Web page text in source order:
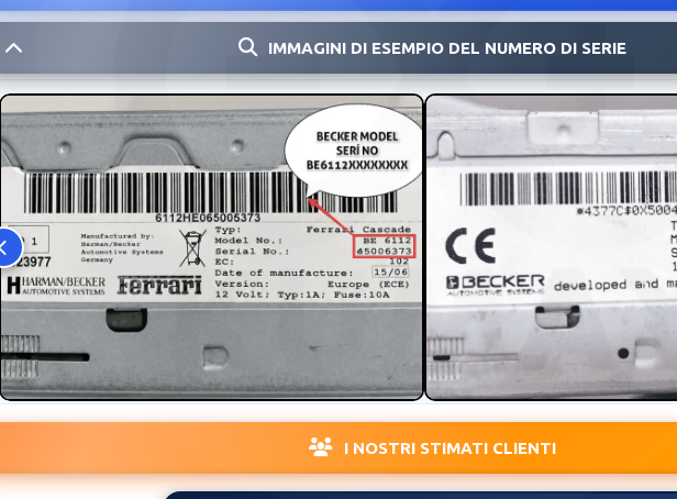
IMMAGINI DI ESEMPIO DEL NUMERO DI SERIE
I NOSTRI STIMATI CLIENTI